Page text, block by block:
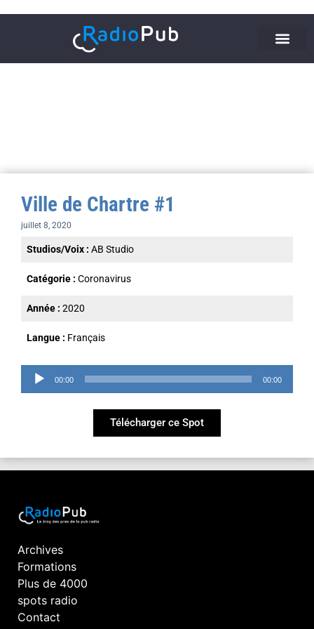
Ville de Chartre #1
juillet 8, 2020
Studios/Voix : AB Studio
Catégorie : Coronavirus
Année : 2020
Langue : Français
Lecteur00:00 00:00
Télécharger ce Spot
Archives
Formations
Plus de 4000
spots radio
Contact